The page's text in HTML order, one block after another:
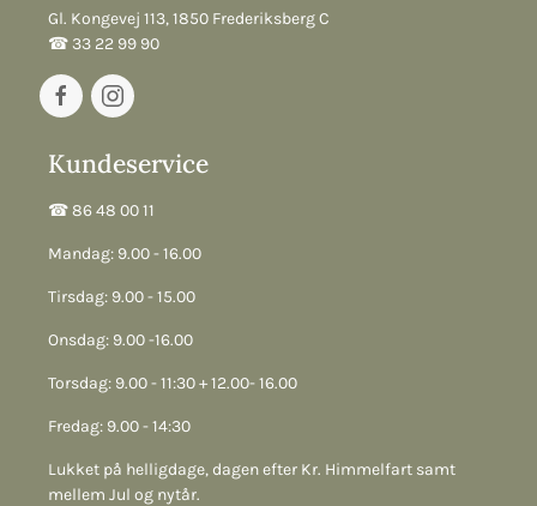
Gl. Kongevej 113, 1850 Frederiksberg C
☎︎ 33 22 99 90
Kundeservice
☎︎ 86 48 00 11
Mandag: 9.00 - 16.00
Tirsdag: 9.00 - 15.00
Onsdag: 9.00 -16.00
Torsdag: 9.00 - 11:30 + 12.00- 16.00
Fredag: 9.00 - 14:30
Lukket på helligdage, dagen efter Kr. Himmelfart samt
mellem Jul og nytår.